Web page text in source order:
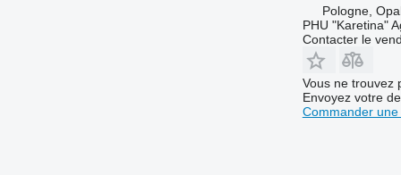
Pologne,
PHU "Karetina"
Contacter le
Vous ne trouvez
Envoyez votre
Commander